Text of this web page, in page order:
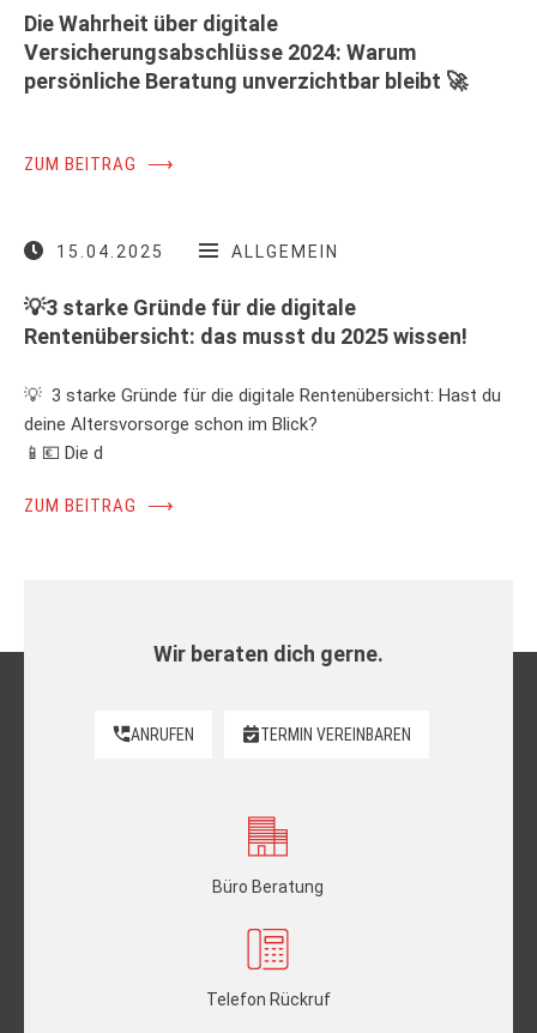
Die Wahrheit über digitale
Versicherungsabschlüsse 2024: Warum
persönliche Beratung unverzichtbar bleibt 🚀
ZUM BEITRAG ⟶
15.04.2025 ALLGEMEIN
💡3 starke Gründe für die digitale
Rentenübersicht: das musst du 2025 wissen!
💡 3 starke Gründe für die digitale Rentenübersicht: Hast du
deine Altersvorsorge schon im Blick?
📱💶 Die d
ZUM BEITRAG ⟶
Wir beraten dich gerne.
ANRUFEN TERMIN VEREINBAREN
Büro Beratung
Telefon Rückruf